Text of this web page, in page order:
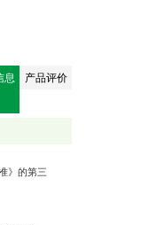
息 产品评价
》的第三